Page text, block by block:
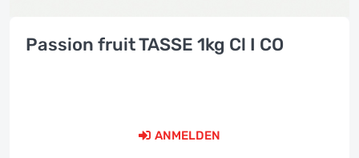
Passion fruit TASSE 1kg Cl I CO
ANMELDEN